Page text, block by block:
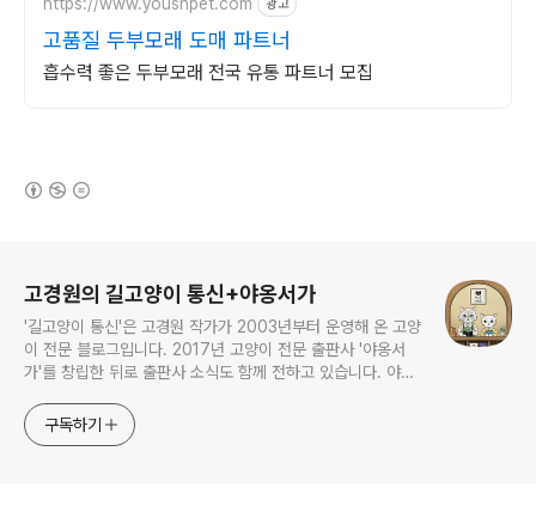
광고
고품질 두부모래 도매 파트너
흡수력 좋은 두부모래 전국 유통 파트너 모집
고경원의 길고양이 통신+야옹서가
'길고양이 통신'은 고경원 작가가 2003년부터 운영해 온 고양
이 전문 블로그입니다. 2017년 고양이 전문 출판사 '야옹서
가'를 창립한 뒤로 출판사 소식도 함께 전하고 있습니다. 야옹
면서, 고양이와 반려인의 행복에 도움이 될 책을 만듭니다.
구독하기